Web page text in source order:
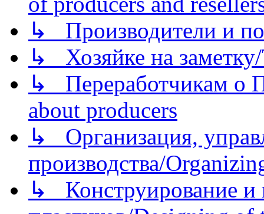
↳ Производители и
↳ Хозяйке на
↳ Переработчикам о
about producers
↳ Организация,
производства/
↳ Конструирование и